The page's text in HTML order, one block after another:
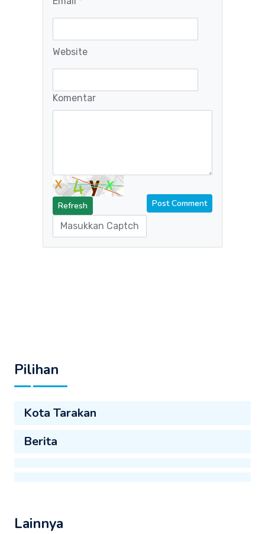
Website
Komentar
Refresh
Pilihan
Kota Tarakan
Berita
Lainnya